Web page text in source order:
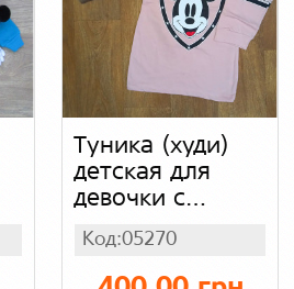
Туника (худи)
детская для
девочки с
капюшоном
Турция,
трехнитка
Код:05270